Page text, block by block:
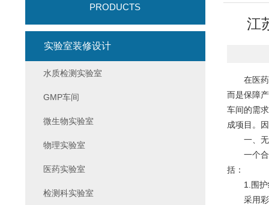
江
在医药、
而是保障
车间的需
成项目。
一、无
一个合格
括：
1.围护
采用彩钢
PRODUCTS
实验室装修设计
水质检测实验室
GMP车间
微生物实验室
物理实验室
医药实验室
检测科实验室